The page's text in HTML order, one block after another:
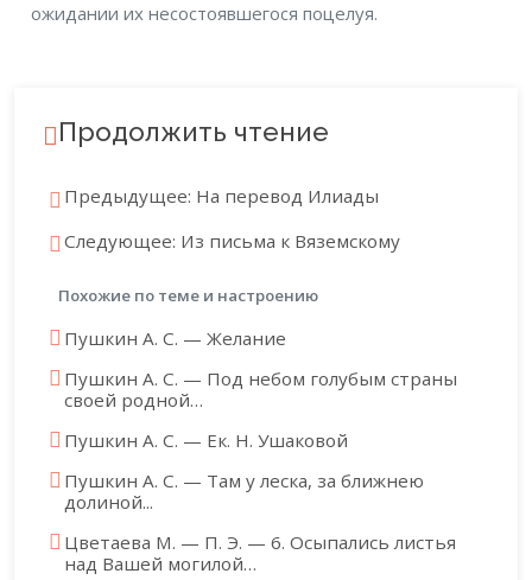
ожидании их несостоявшегося поцелуя.
Продолжить чтение
Предыдущее: На перевод Илиады
Следующее: Из письма к Вяземскому
Похожие по теме и настроению
Пушкин А. С. — Желание
Пушкин А. С. — Под небом голубым страны
своей родной…
Пушкин А. С. — Ек. Н. Ушаковой
Пушкин А. С. — Там у леска, за ближнею
долиной...
Цветаева М. — П. Э. — 6. Осыпались листья
над Вашей могилой…